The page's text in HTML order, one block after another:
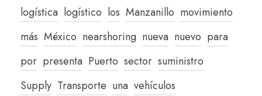
logística logístico los Manzanillo movimiento
más México nearshoring nueva nuevo para
por presenta Puerto sector suministro
Supply Transporte una vehículos